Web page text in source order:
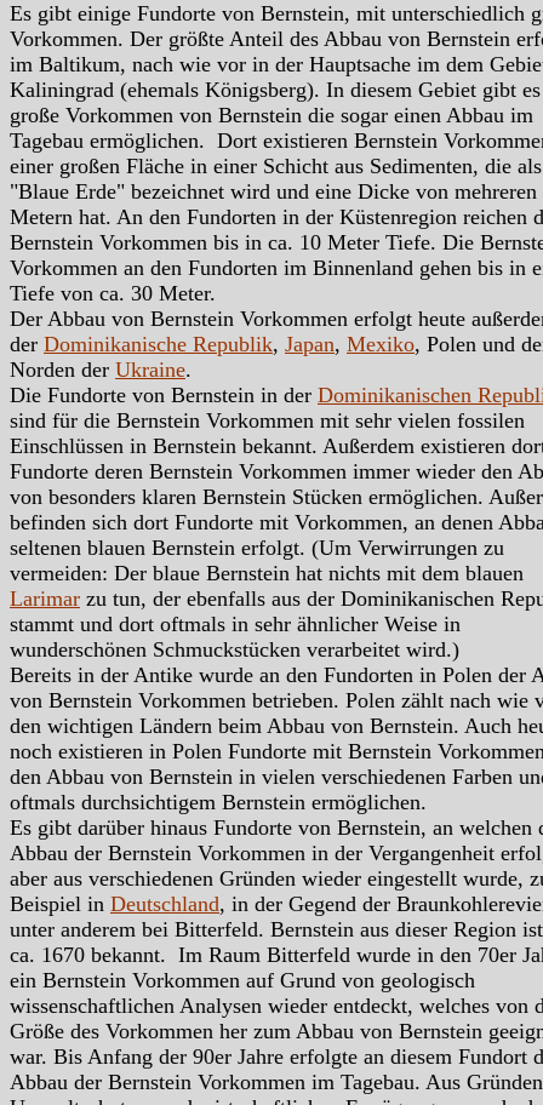
Es gibt einige Fundorte von Bernstein, mit unterschiedlich
Vorkommen. Der größte Anteil des Abbau von Bernstein
im Baltikum, nach wie vor in der Hauptsache im dem
Kaliningrad (ehemals Königsberg). In diesem Gebiet gibt es
große Vorkommen von Bernstein die sogar einen Abbau im
Tagebau ermöglichen. Dort existieren Bernstein
einer großen Fläche in einer Schicht aus Sedimenten, die als
"Blaue Erde" bezeichnet wird und eine Dicke von mehreren
Metern hat. An den Fundorten in der Küstenregion reichen
Bernstein Vorkommen bis in ca. 10 Meter Tiefe. Die
Vorkommen an den Fundorten im Binnenland gehen bis in
Tiefe von ca. 30 Meter.
Der Abbau von Bernstein Vorkommen erfolgt heute
der Dominikanische Republik, Japan, Mexiko, Polen und
Norden der Ukraine.
Die Fundorte von Bernstein in der Dominikanischen
sind für die Bernstein Vorkommen mit sehr vielen fossilen
Einschlüssen in Bernstein bekannt. Außerdem existieren
Fundorte deren Bernstein Vorkommen immer wieder den
von besonders klaren Bernstein Stücken ermöglichen.
befinden sich dort Fundorte mit Vorkommen, an denen
seltenen blauen Bernstein erfolgt. (Um Verwirrungen zu
vermeiden: Der blaue Bernstein hat nichts mit dem blauen
Larimar zu tun, der ebenfalls aus der Dominikanischen
stammt und dort oftmals in sehr ähnlicher Weise in
wunderschönen Schmuckstücken verarbeitet wird.)
Bereits in der Antike wurde an den Fundorten in Polen der
von Bernstein Vorkommen betrieben. Polen zählt nach wie
den wichtigen Ländern beim Abbau von Bernstein. Auch
noch existieren in Polen Fundorte mit Bernstein
den Abbau von Bernstein in vielen verschiedenen Farben
oftmals durchsichtigem Bernstein ermöglichen.
Es gibt darüber hinaus Fundorte von Bernstein, an welchen
Abbau der Bernstein Vorkommen in der Vergangenheit
aber aus verschiedenen Gründen wieder eingestellt wurde,
Beispiel in Deutschland, in der Gegend der
unter anderem bei Bitterfeld. Bernstein aus dieser Region
ca. 1670 bekannt. Im Raum Bitterfeld wurde in den 70er
ein Bernstein Vorkommen auf Grund von geologisch
wissenschaftlichen Analysen wieder entdeckt, welches von
Größe des Vorkommen her zum Abbau von Bernstein
war. Bis Anfang der 90er Jahre erfolgte an diesem Fundort
Abbau der Bernstein Vorkommen im Tagebau. Aus